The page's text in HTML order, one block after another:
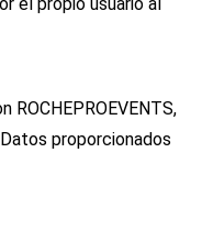
el propio usuario al
ROCHEPROEVENTS,
proporcionados